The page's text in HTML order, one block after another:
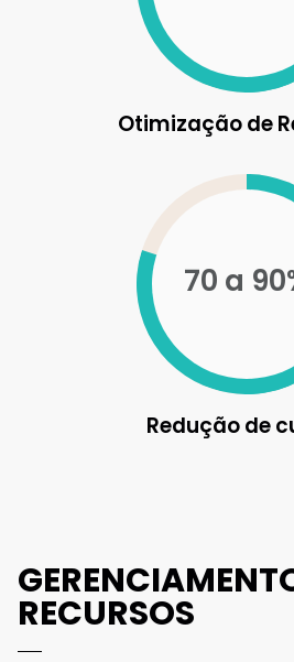
Otimização de
70 a
Redução de
RECURSOS